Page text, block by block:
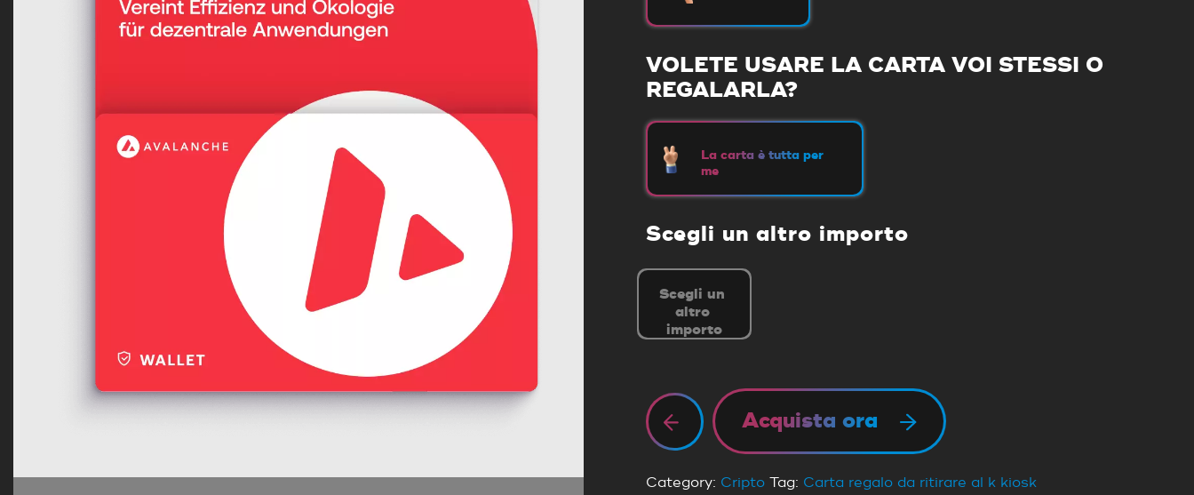
VOLETE USARE LA CARTA VOI STESSI O
REGALARLA?
La carta è tutta per
me
Scegli un altro importo
Acquista ora
Category: Cripto Tag: Carta regalo da ritirare al k kiosk